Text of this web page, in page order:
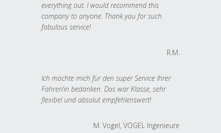
everything out. I would recommend this
company to anyone. Thank you for such
fabulous service!
R.M.
Ich möchte mich für den super Service Ihrer
Fahrer/in bedanken. Das war Klasse, sehr
flexibel und absolut empfehlenswert!
M. Vogel, VOGEL Ingenieure